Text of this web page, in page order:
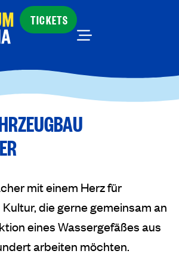
TICKETS
mit einem Herz für
die gerne gemeinsam an
eines Wassergefäßes aus
arbeiten möchten.